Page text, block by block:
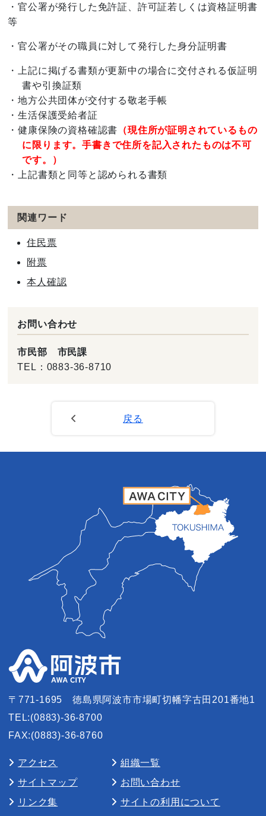
・官公署が発行した免許証、 許可証若しくは資格証明書
等
・官公署がその職員に対して発行した身分証明書
・上記に掲げる書類が更新中の場合に交付される仮証明
書や引換証類
・地方公共団体が交付する敬老手帳
・生活保護受給者証
・健康保険の資格確認書 （現住所が証明されているもの
に限ります。手書きで住所を記入されたものは不可
です。）
・上記書類と同等と認められる書類
関連ワード
住民票
附票
本人確認
お問い合わせ
市民部 市民課
TEL： 0883-36-8710
戻る
〒771-1695
徳島県阿波市市場町切幡字古田201番地1
TEL:(0883)-36-8700
FAX:(0883)-36-8760
アクセス
組織一覧
サイトマップ
お問い合わせ
リンク集
サイトの利用について